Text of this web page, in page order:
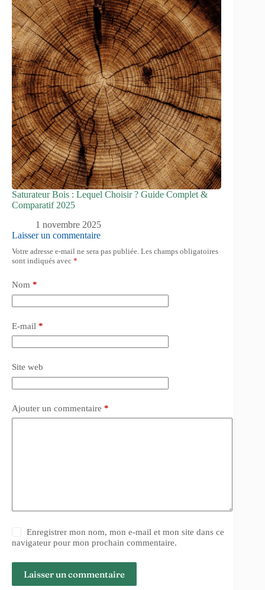
Saturateur Bois : Lequel Choisir ? Guide Complet &
Comparatif 2025
1 novembre 2025
Laisser un commentaire
Votre adresse e-mail ne sera pas publiée. Les champs obligatoires
sont indiqués avec *
Nom *
E-mail *
Site web
Ajouter un commentaire *
Enregistrer mon nom, mon e-mail et mon site dans ce
navigateur pour mon prochain commentaire.
Laisser un commentaire